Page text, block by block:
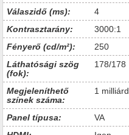
Válaszidő (ms):
4
Kontrasztarány:
3000:1
Fényerő (cd/m²):
250
Láthatósági szög
(fok):
178/178
Megjeleníthető
színek száma:
1 milliárd
Panel típusa:
VA